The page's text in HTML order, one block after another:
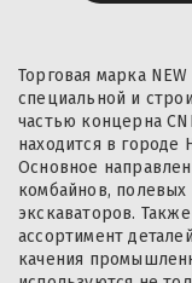
Торговая марка
специальной и
частью концерна
находится в городе
Основное
комбайнов,
экскаваторов.
ассортимент
качения